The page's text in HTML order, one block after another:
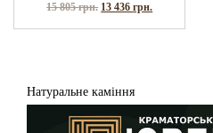
15 805грн. 13 436грн.
Натуральне каміння